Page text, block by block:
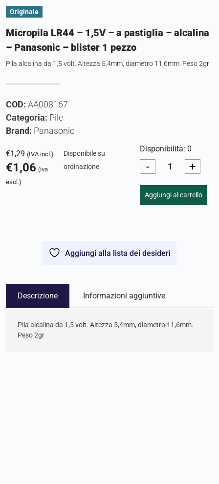
Originale
Micropila LR44 – 1,5V – a pastiglia – alcalina
– Panasonic – blister 1 pezzo
Pila alcalina da 1,5 volt. Altezza 5,4mm, diametro 11,6mm. Peso 2gr
COD: AA008167
Categoria: Pile
Brand: Panasonic
€1,29 (IVA incl.)
€1,06 (iva
escl.)
Disponibile su
ordinazione
Disponibilità: 0
- +
Aggiungi al carrello
Aggiungi alla lista dei desideri
Descrizione Informazioni aggiuntive
Pila alcalina da 1,5 volt. Altezza 5,4mm, diametro 11,6mm.
Peso 2gr